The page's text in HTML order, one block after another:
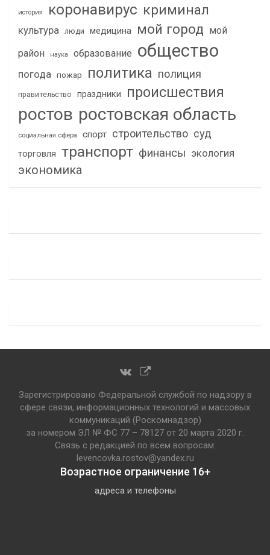
история коронавирус криминал
культура люди медицина мой город мой
район
наука образование общество
погода пожар политика полиция
правительство праздники происшествия
ростов ростовская область
социальная сфера спорт строительство суд
торговля транспорт финансы экология
экономика
Зарегистрировано Федеральной службой по надзору в
сфере связи, информационных технологий и массовых
коммуникаций (Роскомнадзор)
за номером ЭЛ № ФС 77 – 78127 от 20 марта 2020 г.
Связь с редакцией по всем вопросам:
levencovka.rostov@yandex.ru
Возрастное ограничение 16+
адреса и телефоны